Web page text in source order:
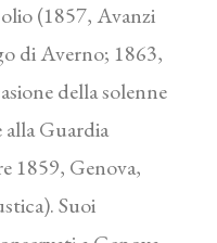
(1857, Avanzi
di Averno; 1863,
della solenne
Guardia
1859, Genova,
Suoi